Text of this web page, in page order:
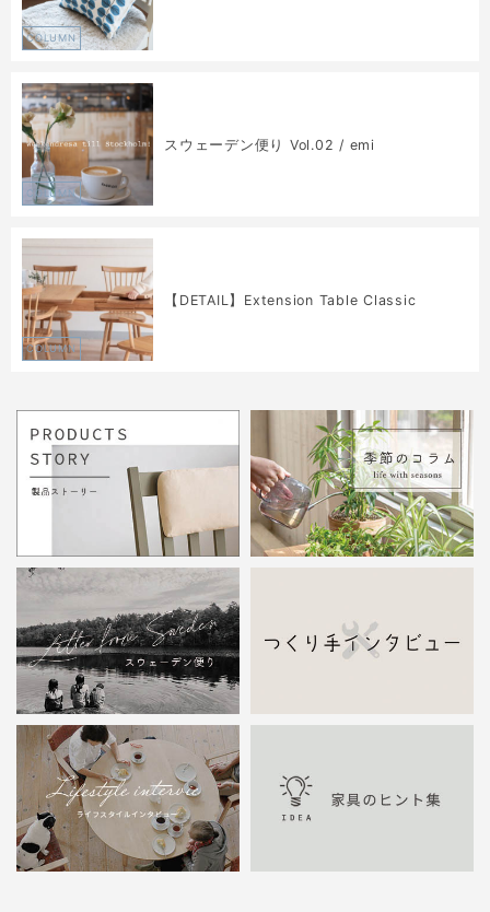
COLUMN
COLUMN
スウェーデン便り Vol.02 / emi
COLUMN
【DETAIL】Extension Table Classic